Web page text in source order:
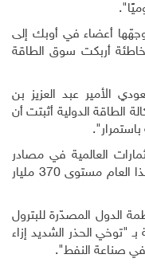
وجهّها أعضاء في أوبك إلى
خاطئة أربكت سوق الطاقة
الأمير عبد العزيز بن
الطاقة الدولية أثبتت أن
العالمية في مصادر
الطاقة التقليدية بصدارة النفط، ستبلغ هذا العام مستوى 370 مليار
الدول المصدّرة للبترول
"توخي الحذر الشديد إزاء
صناعة النفط".